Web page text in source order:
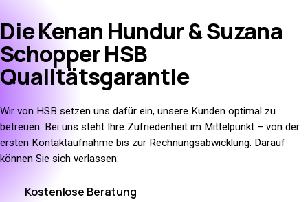
DieKenan Hundur & Suzana
Schopper HSB
Qualitätsgarantie
Wir von HSB setzen uns dafür ein, unsere Kunden optimal zu
betreuen. Bei uns steht Ihre Zufriedenheit im Mittelpunkt – von der
ersten Kontaktaufnahme bis zur Rechnungsabwicklung. Darauf
können Sie sich verlassen:
Kostenlose Beratung